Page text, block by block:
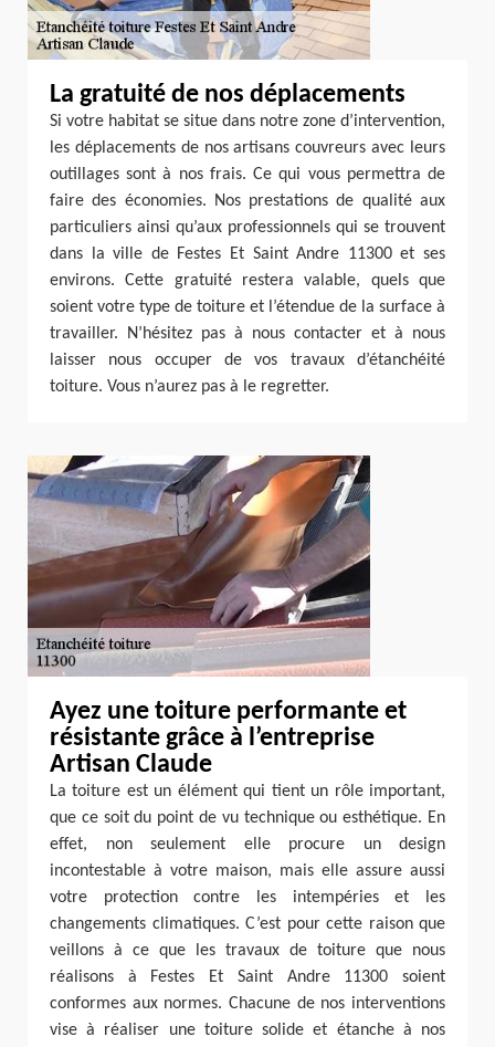
La gratuité de nos déplacements
Si votre habitat se situe dans notre zone d’intervention,
les déplacements de nos artisans couvreurs avec leurs
outillages sont à nos frais. Ce qui vous permettra de
faire des économies. Nos prestations de qualité aux
particuliers ainsi qu’aux professionnels qui se trouvent
dans la ville de Festes Et Saint Andre 11300 et ses
environs. Cette gratuité restera valable, quels que
soient votre type de toiture et l’étendue de la surface à
travailler. N’hésitez pas à nous contacter et à nous
laisser nous occuper de vos travaux d’étanchéité
toiture. Vous n’aurez pas à le regretter.
Ayez une toiture performante et
résistante grâce à l’entreprise
Artisan Claude
La toiture est un élément qui tient un rôle important,
que ce soit du point de vu technique ou esthétique. En
effet, non seulement elle procure un design
incontestable à votre maison, mais elle assure aussi
votre protection contre les intempéries et les
changements climatiques. C’est pour cette raison que
veillons à ce que les travaux de toiture que nous
réalisons à Festes Et Saint Andre 11300 soient
conformes aux normes. Chacune de nos interventions
vise à réaliser une toiture solide et étanche à nos